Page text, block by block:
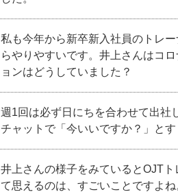
私も今年から新卒新入社員のトレ
らやりやすいです。井上さんはコ
ョンはどうしていました？
週1回は必ず日にちを合わせて出社
チャットで「今いいですか？」と
井上さんの様子をみているとOJT
て思えるのは、すごいことですよね